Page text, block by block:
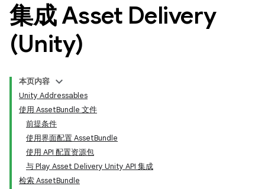
集成 Asset Delivery
(Unity)
本页内容
Unity Addressables
使用 AssetBundle 文件
前提条件
使用界面配置 AssetBundle
使用 API 配置资源包
与 Play Asset Delivery Unity API 集成
检索 AssetBundle